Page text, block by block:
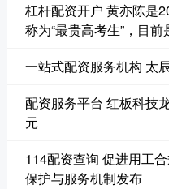
杠杆配资开户 黄亦陈是
称为“最贵高考生”，目前
一站式配资服务机构 太
配资服务平台 红板科技
元
114配资查询 促进用工
保护与服务机制发布